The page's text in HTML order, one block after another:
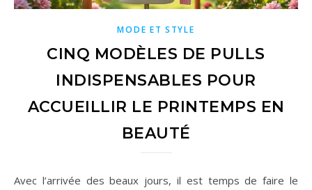
MODE ET STYLE
CINQ MODÈLES DE PULLS
INDISPENSABLES POUR
ACCUEILLIR LE PRINTEMPS EN
BEAUTÉ
Avec l’arrivée des beaux jours, il est temps de faire le